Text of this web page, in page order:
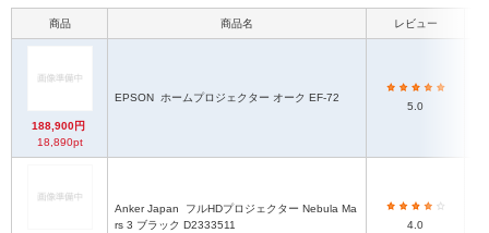
商品 商品名 レビュー
188,900円
18,890pt
EPSON ホームプロジェクター オーク EF-72
5.0
Anker Japan
rs 3 ブラック D2333511
4.0